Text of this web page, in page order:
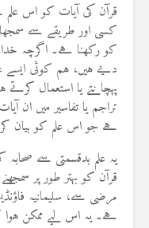
قرآن کی آیات کو اس
کسی اور طریقے سے
کو رکھنا ہے۔ اگرچہ
دیے ہیں، ہم کوئی ایسے
پہچانتے یا استعمال
تراجم یا تفاسیر میں ان
ہے جو اس علم کو بیان
یہ علم بدقسمتی سے صحابہ
مرضی سے، سلیمانیہ
ہے۔ یہ اس لیے ممکن ہوا